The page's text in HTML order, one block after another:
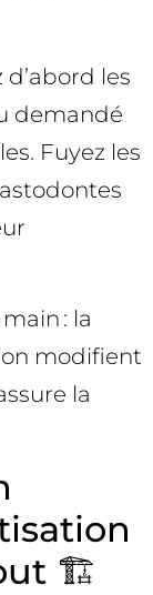
d’abord les
demandé
Fuyez les
: la
modifient
la
🏗️